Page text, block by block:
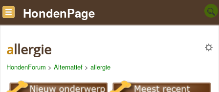
HondenPage
allergie
HondenForum > Alternatief > allergie